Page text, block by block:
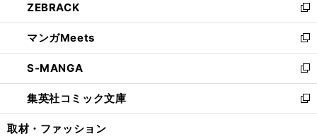
く
で
開
く
ド
ウ
で
開
く
ィ
ン
ド
ウ
で
開
く
い
ウ
ィ
ン
ド
ウ
で
開
ZEBRACK
新
し
い
ウ
ィ
ン
ド
ウ
マンガMeets
新
し
い
ウ
ィ
ン
S-MANGA
新
し
い
ウ
集英社コミック文庫
新
し
取材・ファッション